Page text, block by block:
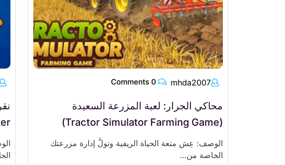
mhda2007
محاكي الجرار: لعبة المزرعة السعيدة
(Tractor Simulator Farming Game)
الوصف: عِش متعة الحياة الريفية وتولَّ إدارة مزرعتك
الخاصة من…